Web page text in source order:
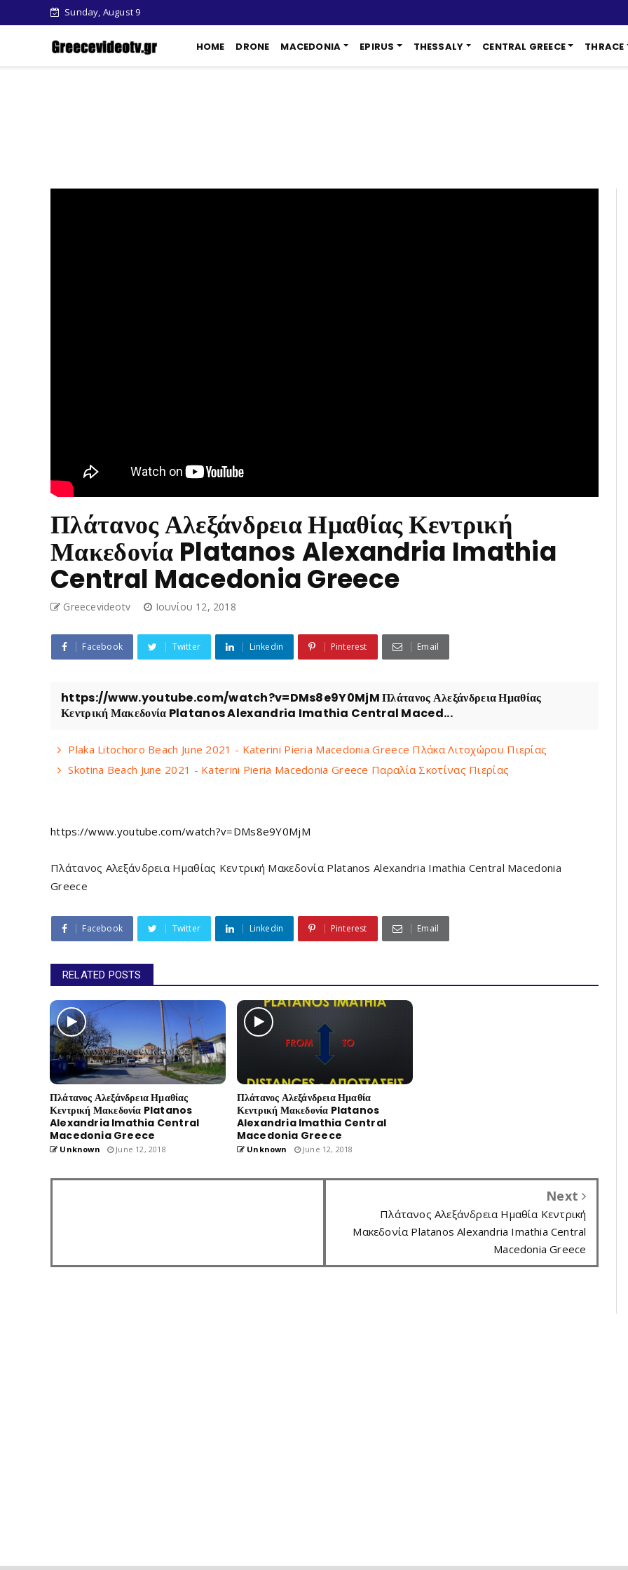
Sunday, August 9
HOME DRONE MACEDONIA EPIRUS THESSALY CENTRAL GREECE THRACE
Πλάτανος Αλεξάνδρεια Ημαθίας Κεντρική
Μακεδονία Platanos Alexandria Imathia
Central Macedonia Greece
Greecevideotv Ιουνίου 12, 2018
Facebook Twitter Linkedin Pinterest Email
https://www.youtube.com/watch?v=DMs8e9Y0MjM Πλάτανος Αλεξάνδρεια Ημαθίας
Κεντρική Μακεδονία Platanos Alexandria Imathia Central Maced...
Plaka Litochoro Beach June 2021 - Katerini Pieria Macedonia Greece Πλάκα Λιτοχώρου Πιερίας
Skotina Beach June 2021 - Katerini Pieria Macedonia Greece Παραλία Σκοτίνας Πιερίας
https://www.youtube.com/watch?v=DMs8e9Y0MjM
Πλάτανος Αλεξάνδρεια Ημαθίας Κεντρική Μακεδονία Platanos Alexandria Imathia Central Macedonia
Greece
Facebook Twitter Linkedin Pinterest Email
RELATED POSTS
Πλάτανος Αλεξάνδρεια Ημαθίας
Κεντρική Μακεδονία Platanos
Alexandria Imathia Central
Macedonia Greece
Unknown June 12, 2018
Πλάτανος Αλεξάνδρεια Ημαθία
Κεντρική Μακεδονία Platanos
Alexandria Imathia Central
Macedonia Greece
Unknown June 12, 2018
Next
Πλάτανος Αλεξάνδρεια Ημαθία Κεντρική
Μακεδονία Platanos Alexandria Imathia Central
Macedonia Greece